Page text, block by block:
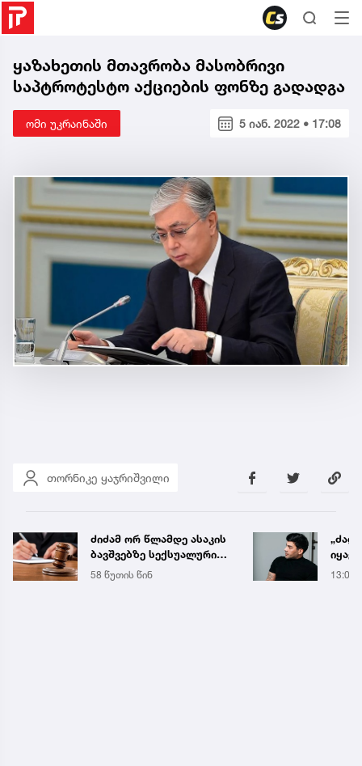
ყაზახეთის მთავრობა მასობრივი
საპტროტესტო აქციების ფონზე გადადგა
ომი უკრაინაში 5 იან. 2022 • 17:08
თორნიკე ყაჯრიშვილი
ძიძამ ორ წლამდე ასაკის
ბავშვებზე სექსუალური
ძალადობა გადაიღო -
სასამართლომ მას 70
58 წუთის წინ 13:03